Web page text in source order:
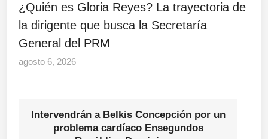
¿Quién es Gloria Reyes? La trayectoria de
la dirigente que busca la Secretaría
General del PRM
agosto 6, 2026
Intervendrán a Belkis Concepción por un
problema cardíaco Ensegundos